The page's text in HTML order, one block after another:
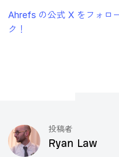
Ahrefs の公式 X をフォロ
ク！
投稿者
Ryan Law